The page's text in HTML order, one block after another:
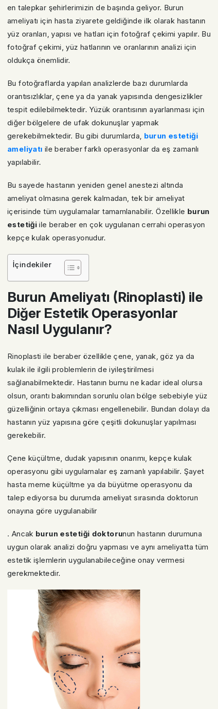
en talepkar şehirlerimizin de başında geliyor. Burun
ameliyatı için hasta ziyarete geldiğinde ilk olarak hastanın
yüz oranları, yapısı ve hatları için fotoğraf çekimi yapılır. Bu
fotoğraf çekimi, yüz hatlarının ve oranlarının analizi için
oldukça önemlidir.
Bu fotoğraflarda yapılan analizlerde bazı durumlarda
orantısızlıklar, çene ya da yanak yapısında dengesizlikler
tespit edilebilmektedir. Yüzük orantısının ayarlanması için
diğer bölgelere de ufak dokunuşlar yapmak
gerekebilmektedir. Bu gibi durumlarda, burun estetiği
ameliyatı ile beraber farklı operasyonlar da eş zamanlı
yapılabilir.
Bu sayede hastanın yeniden genel anestezi altında
ameliyat olmasına gerek kalmadan, tek bir ameliyat
içerisinde tüm uygulamalar tamamlanabilir. Özellikle burun
estetiği ile beraber en çok uygulanan cerrahi operasyon
kepçe kulak operasyonudur.
İçindekiler
Burun Ameliyatı (Rinoplasti) ile
Diğer Estetik Operasyonlar
Nasıl Uygulanır?
Rinoplasti ile beraber özellikle çene, yanak, göz ya da
kulak ile ilgili problemlerin de iyileştirilmesi
sağlanabilmektedir. Hastanın burnu ne kadar ideal olursa
olsun, orantı bakımından sorunlu olan bölge sebebiyle yüz
güzelliğinin ortaya çıkması engellenebilir. Bundan dolayı da
hastanın yüz yapısına göre çeşitli dokunuşlar yapılması
gerekebilir.
Çene küçültme, dudak yapısının onarımı, kepçe kulak
operasyonu gibi uygulamalar eş zamanlı yapılabilir. Şayet
hasta meme küçültme ya da büyütme operasyonu da
talep ediyorsa bu durumda ameliyat sırasında doktorun
onayına göre uygulanabilir
. Ancak burun estetiği doktorunun hastanın durumuna
uygun olarak analizi doğru yapması ve aynı ameliyatta tüm
estetik işlemlerin uygulanabileceğine onay vermesi
gerekmektedir.